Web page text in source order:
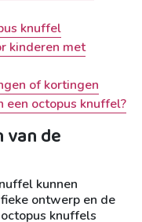
knuffel
kinderen met
of kortingen
een octopus knuffel?
van de
kunnen
ontwerp en de
knuffels